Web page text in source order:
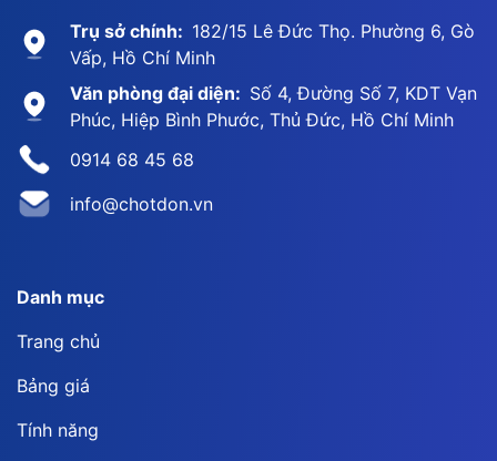
Trụ sở chính: 182/15 Lê Đức Thọ. Phường 6, Gò
Vấp, Hồ Chí Minh
Văn phòng đại diện: Số 4, Đường Số 7, KDT Vạn
Phúc, Hiệp Bình Phước, Thủ Đức, Hồ Chí Minh
0914 68 45 68
info@chotdon.vn
Danh mục
Trang chủ
Bảng giá
Tính năng